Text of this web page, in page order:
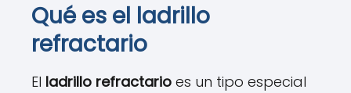
Qué es el ladrillo
refractario
El ladrillo refractario es un tipo especial